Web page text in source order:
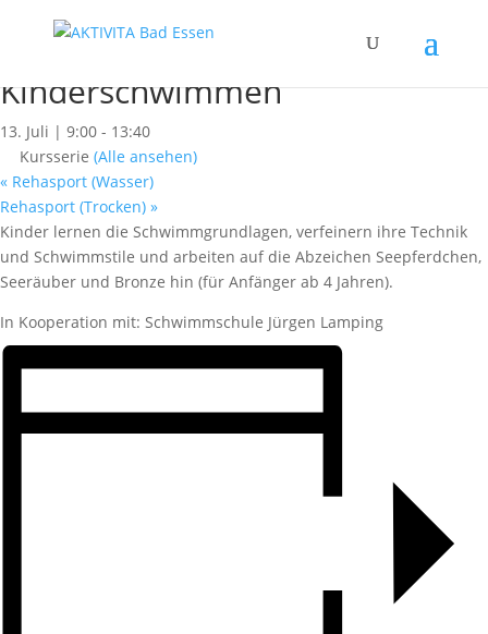
« Alle Kurse
Kinderschwimmen
13. Juli | 9:00 - 13:40
Kursserie (Alle ansehen)
« Rehasport (Wasser)
Rehasport (Trocken) »
Kinder lernen die Schwimmgrundlagen, verfeinern ihre Technik
und Schwimmstile und arbeiten auf die Abzeichen Seepferdchen,
Seeräuber und Bronze hin (für Anfänger ab 4 Jahren).
In Kooperation mit: Schwimmschule Jürgen Lamping